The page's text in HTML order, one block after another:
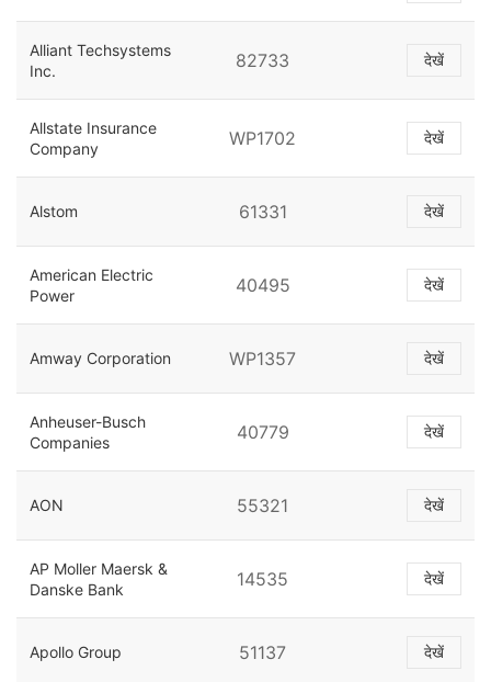
Alliant Techsystems
Inc.
82733 देखें
Allstate Insurance
Company
WP1702 देखें
Alstom 61331 देखें
American Electric
Power
40495 देखें
Amway Corporation WP1357 देखें
Anheuser-Busch
Companies
40779 देखें
AON 55321 देखें
AP Moller Maersk &
Danske Bank
14535 देखें
Apollo Group 51137 देखें